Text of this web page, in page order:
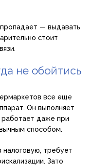
— выдавать
стоит
не обойтись
все еще
Он выполняет
работает даже при
способом.
налоговую, требует
Зато